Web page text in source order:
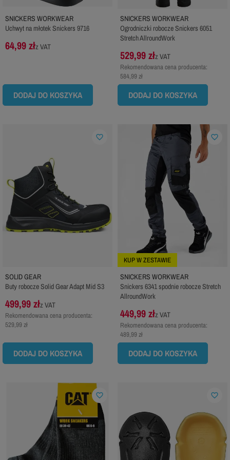
SNICKERS WORKWEAR
Uchwyt na młotek Snickers 9716
64,99 złz VAT
DODAJ DO KOSZYKA
SNICKERS WORKWEAR
Ogrodniczki robocze Snickers 6051
Stretch AllroundWork
529,99 złz VAT
Rekomendowana cena producenta:
584,99 zł
DODAJ DO KOSZYKA
SOLID GEAR
Buty robocze Solid Gear Adapt Mid S3
499,99 złz VAT
Rekomendowana cena producenta:
529,99 zł
DODAJ DO KOSZYKA
favorite_border
KUP W ZESTAWIE
SNICKERS WORKWEAR
Snickers 6341 spodnie robocze Stretch
AllroundWork
449,99 złz VAT
Rekomendowana cena producenta:
489,99 zł
DODAJ DO KOSZYKA
favorite_border
favorite_border favorite_border